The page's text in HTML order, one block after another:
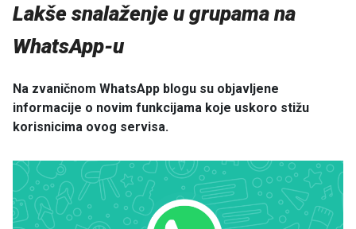
Lakše snalaženje u grupama na
WhatsApp-u
Na zvaničnom WhatsApp blogu su objavljene
informacije o novim funkcijama koje uskoro stižu
korisnicima ovog servisa.